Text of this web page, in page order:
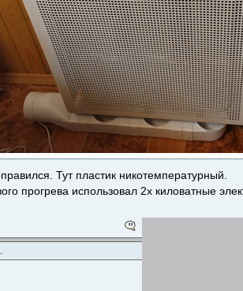
Тут пластик никотемпературный.
прогрева использовал 2х киловатные